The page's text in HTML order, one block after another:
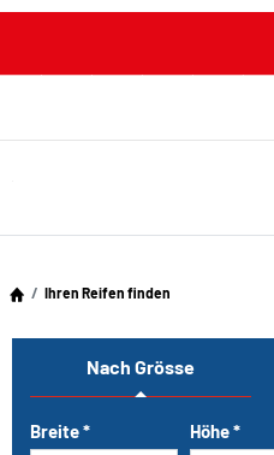
Ihren Reifen finden
Nach Grösse
Tab updated: Nach Grösse
Breite* Höhe*